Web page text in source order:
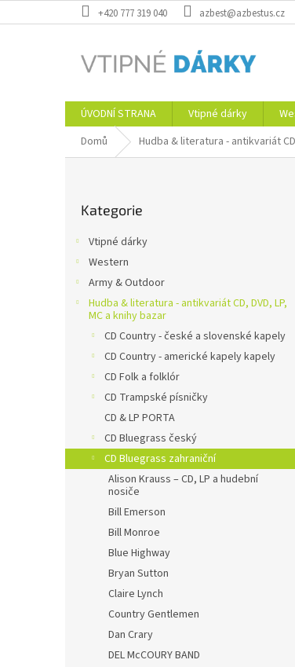
na
+420 777 319 040 azbest@azbestus.cz
ÚVODNÍ STRANA Vtipné dárky
Domů
Hudba & literatura - antikvariát
kategorie
Kategorie
Vtipné dárky
Western
Army & Outdoor
Hudba & literatura - antikvariát CD, DVD, LP,
MC a knihy bazar
CD Country - české a slovenské kapely
CD Country - americké kapely kapely
CD Folk a folklór
CD Trampské písničky
CD & LP PORTA
CD Bluegrass český
CD Bluegrass zahraniční
Alison Krauss – CD, LP a hudební
nosiče
Bill Emerson
Bill Monroe
Blue Highway
Bryan Sutton
Claire Lynch
Country Gentlemen
Dan Crary
DEL McCOURY BAND